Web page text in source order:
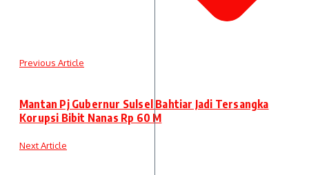
Previous Article
Mantan Pj Gubernur Sulsel Bahtiar Jadi Tersangka
Korupsi Bibit Nanas Rp 60 M
Next Article